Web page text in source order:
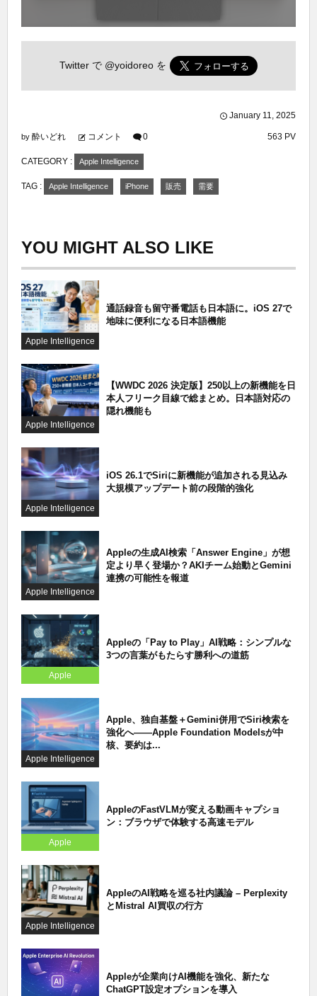
Twitter で @yoidoreo を
January 11, 2025
by 酔いどれ コメント 0 563 PV
CATEGORY : Apple Intelligence
TAG : Apple Intelligence iPhone 販売 需要
YOU MIGHT ALSO LIKE
Apple Intelligence
通話録音も留守番電話も日本語に。iOS 27で
地味に便利になる日本語機能
Apple Intelligence
【WWDC 2026 決定版】250以上の新機能を日
本人フリーク目線で総まとめ。日本語対応の
隠れ機能も
Apple Intelligence
iOS 26.1でSiriに新機能が追加される見込み
大規模アップデート前の段階的強化
Apple Intelligence
Appleの生成AI検索「Answer Engine」が想
定より早く登場か？AKIチーム始動とGemini
連携の可能性を報道
Apple
Appleの「Pay to Play」AI戦略：シンプルな
3つの言葉がもたらす勝利への道筋
Apple Intelligence
Apple、独自基盤＋Gemini併用でSiri検索を
強化へ——Apple Foundation Modelsが中
核、要約は...
Apple
AppleのFastVLMが変える動画キャプショ
ン：ブラウザで体験する高速モデル
Apple Intelligence
AppleのAI戦略を巡る社内議論 – Perplexity
とMistral AI買収の行方
Appleが企業向けAI機能を強化、新たな
ChatGPT設定オプションを導入